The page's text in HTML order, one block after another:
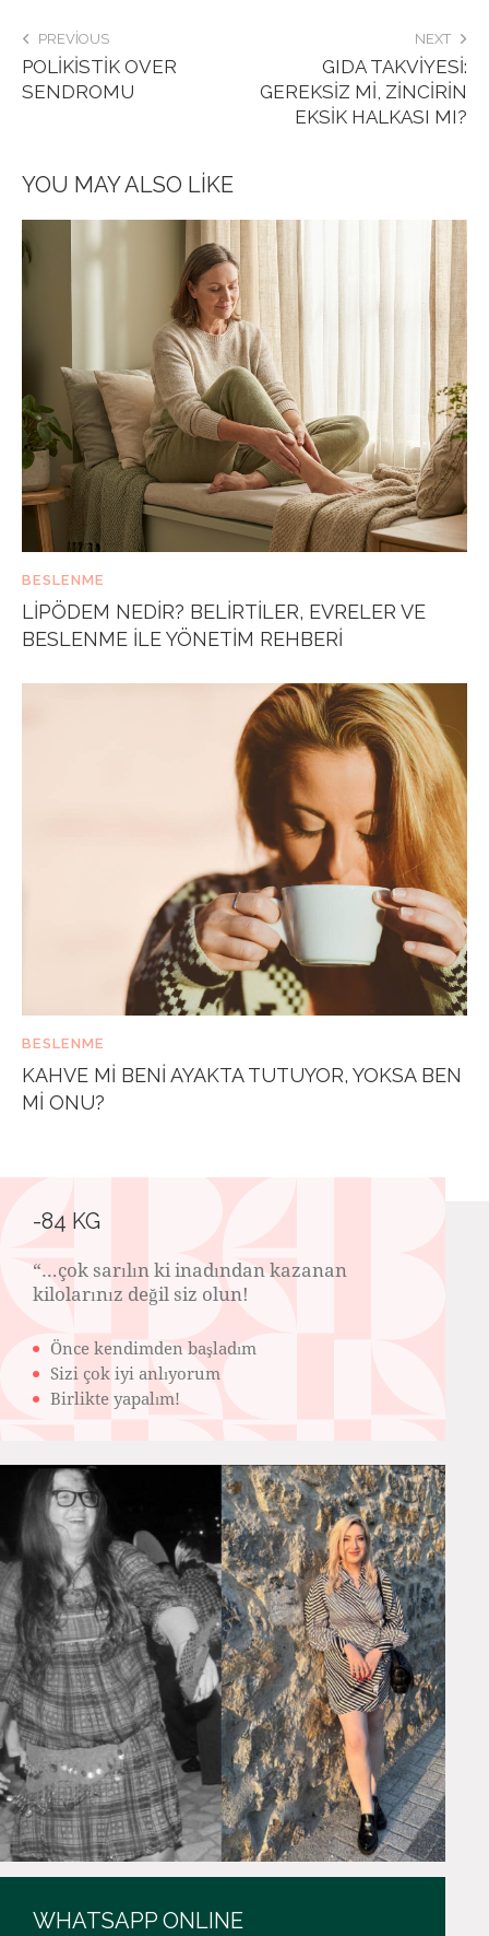
PREVIOUS
POLIKISTIK OVER
SENDROMU
NEXT
GIDA TAKVIYESI:
GEREKSIZ MI, ZINCIRIN
EKSIK HALKASI MI?
YOU MAY ALSO LIKE
BESLENME
LIPÖDEM NEDIR? BELIRTILER, EVRELER VE
BESLENME ILE YÖNETIM REHBERI
BESLENME
KAHVE MI BENI AYAKTA TUTUYOR, YOKSA BEN
MI ONU?
-84 KG
“…çok sarılın ki inadından kazanan
kilolarınız değil siz olun!️
Önce kendimden başladım
Sizi çok iyi anlıyorum
Birlikte yapalım!
WHATSAPP ONLINE